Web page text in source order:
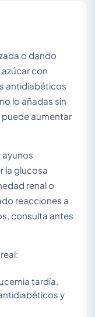
o dando
con
antidiabéticos
lo añadas sin
aumentar
ayunos
la glucosa
renal o
reacciones a
consulta antes
tardía,
y